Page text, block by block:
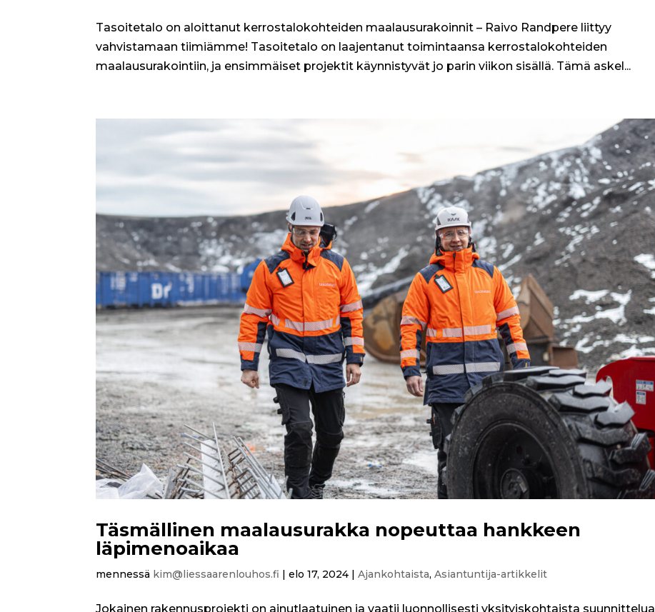
Tasoitetalo on aloittanut kerrostalokohteiden maalausurakoinnit – Raivo Randpere liittyy
vahvistamaan tiimiämme! Tasoitetalo on laajentanut toimintaansa kerrostalokohteiden
maalausurakointiin, ja ensimmäiset projektit käynnistyvät jo parin viikon sisällä. Tämä askel...
Täsmällinen maalausurakka nopeuttaa hankkeen
läpimenoaikaa
mennessä kim@liessaarenlouhos.fi |elo 17, 2024 |Ajankohtaista,Asiantuntija-artikkelit
Jokainen rakennusprojekti on ainutlaatuinen ja vaatii luonnollisesti yksityiskohtaista suunnittelua